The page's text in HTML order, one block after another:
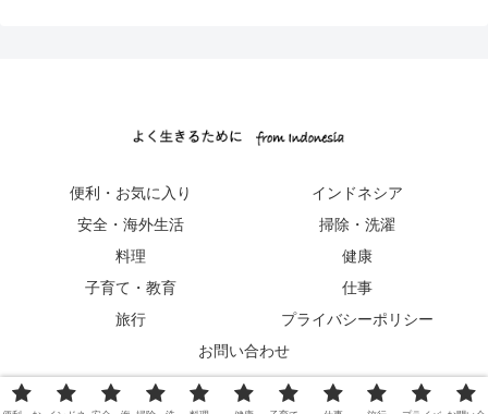
便利・お気に入り
インドネシア
安全・海外生活
掃除・洗濯
料理
健康
子育て・教育
仕事
旅行
プライバシーポリシー
お問い合わせ
Copyright © 2022 よく生きるために from Indonesia All Rights